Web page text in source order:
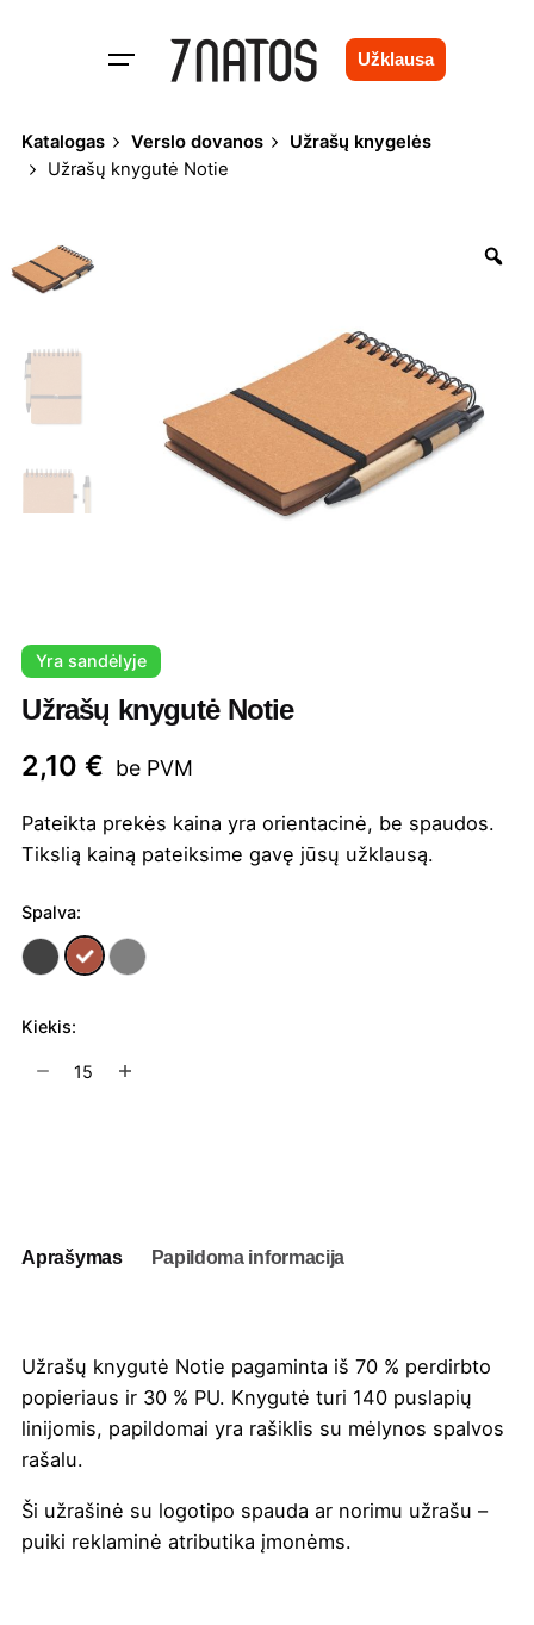
Užklausa
Katalogas Verslo dovanos
Užrašų knygelės
Užrašų knygutė Notie
Yra sandėlyje
Užrašų knygutė Notie
2,10€ be PVM
Pateikta prekės kaina yra orientacinė, be spaudos.
Tikslią kainą pateiksime gavę jūsų užklausą.
Spalva:
Kiekis:
produkto
Aprašymas Papildoma informacija
Užrašų knygutė Notie pagaminta iš 70 % perdirbto
popieriaus ir 30 % PU. Knygutė turi 140 puslapių
linijomis, papildomai yra rašiklis su mėlynos spalvos
rašalu.
Ši užrašinė su logotipo spauda ar norimu užrašu –
puiki reklaminė atributika įmonėms.